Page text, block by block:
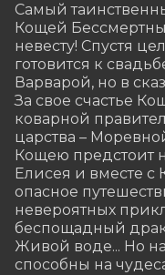
Самый
Кощей
невесту! Спустя
готовится к
Варварой, но в
За свое счастье
коварной
царства –
Кощею предстоит
Елисея и вместе с
опасное
невероятных
беспощадный
Живой воде... Но
способны на